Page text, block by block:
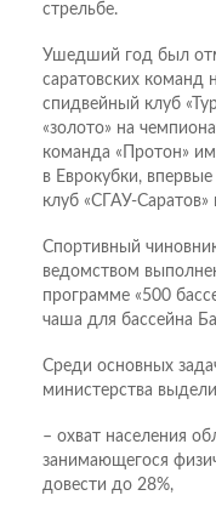
стрельбе.
Ушедший год был
саратовских команд
спидвейный клуб
«золото» на
команда «Протон»
в Еврокубки,
клуб «СГАУ-
Спортивный
ведомством
программе «500
чаша для бассейна
Среди основных
министерства
– охват населения
занимающегося
довести до 28%,